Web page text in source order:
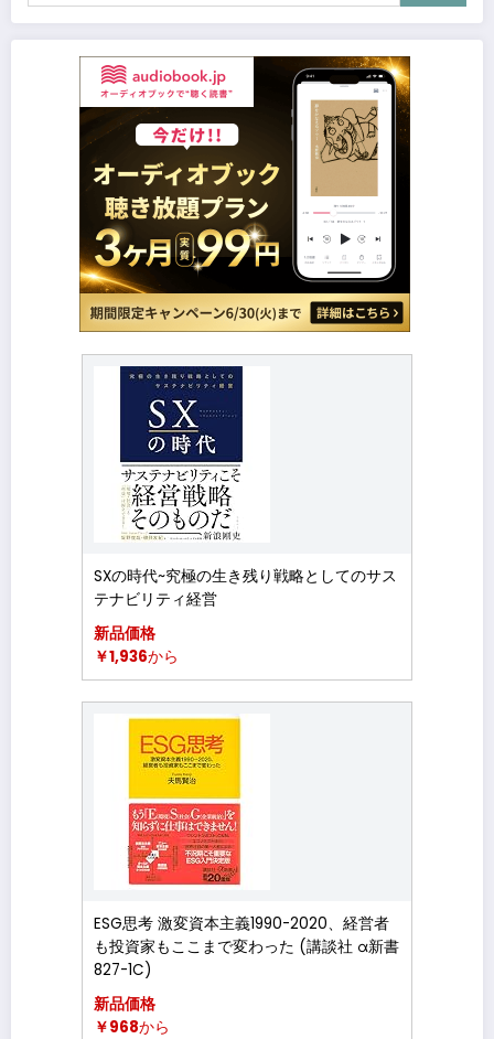
SXの時代~究極の生き残り戦略としてのサス
テナビリティ経営
新品価格
￥1,936から
ESG思考 激変資本主義1990-2020、経営者
も投資家もここまで変わった (講談社 α新書
827-1C)
新品価格
￥968から